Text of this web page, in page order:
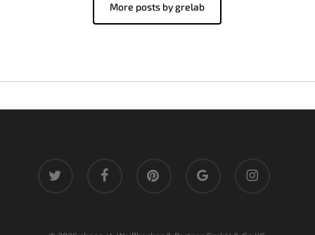
More posts by grelab
plus